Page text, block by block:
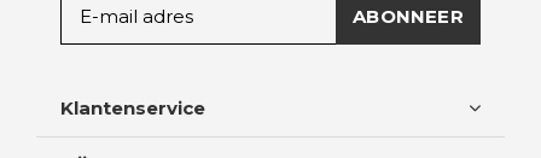
ABONNEER
Klantenservice